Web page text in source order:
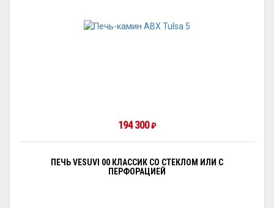
194 300₽
ПЕЧЬ VESUVI 00 КЛАССИК СО СТЕКЛОМ ИЛИ С
ПЕРФОРАЦИЕЙ